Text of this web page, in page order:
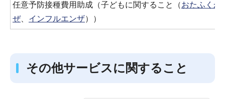
任意予防接種費用助成（子どもに関すること（おたふくか
ぜ、 インフルエンザ））
その他サービスに関すること